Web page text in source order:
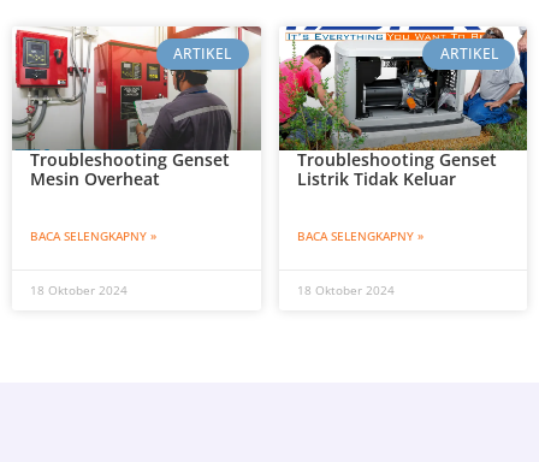
ARTIKEL
Troubleshooting Genset
Mesin Overheat
BACA SELENGKAPNY »
18 Oktober 2024
ARTIKEL
Troubleshooting Genset
Listrik Tidak Keluar
BACA SELENGKAPNY »
18 Oktober 2024